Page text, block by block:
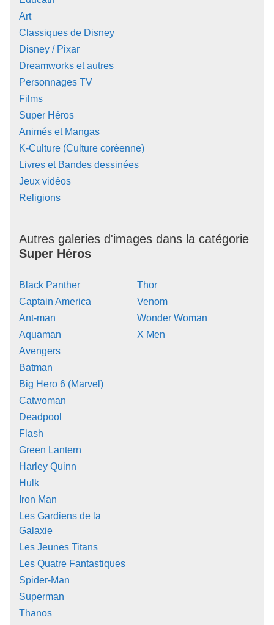
Art
Classiques de Disney
Disney / Pixar
Dreamworks et autres
Personnages TV
Films
Super Héros
Animés et Mangas
K-Culture (Culture coréenne)
Livres et Bandes dessinées
Jeux vidéos
Religions
Autres galeries d'images dans la catégorie
Super Héros
Black Panther
Captain America
Ant-man
Aquaman
Avengers
Batman
Big Hero 6 (Marvel)
Catwoman
Deadpool
Flash
Green Lantern
Harley Quinn
Hulk
Iron Man
Les Gardiens de la
Galaxie
Les Jeunes Titans
Les Quatre Fantastiques
Spider-Man
Superman
Thanos
Thor
Venom
Wonder Woman
X Men